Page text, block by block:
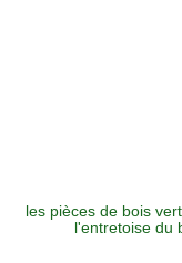
les pièces de bois
l'entretoise du